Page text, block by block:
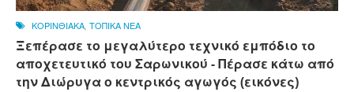
ΚΟΡΙΝΘΙΑΚΑ, ΤΟΠΙΚΑ ΝΕΑ
Ξεπέρασε το μεγαλύτερο τεχνικό εμπόδιο το
αποχετευτικό του Σαρωνικού - Πέρασε κάτω από
την Διώρυγα ο κεντρικός αγωγός (εικόνες)